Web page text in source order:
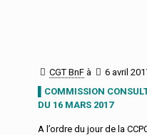
CGT BnF à
6 avril
▌COMMISSION
DU 16 MARS 2017
A l’ordre du jour de la